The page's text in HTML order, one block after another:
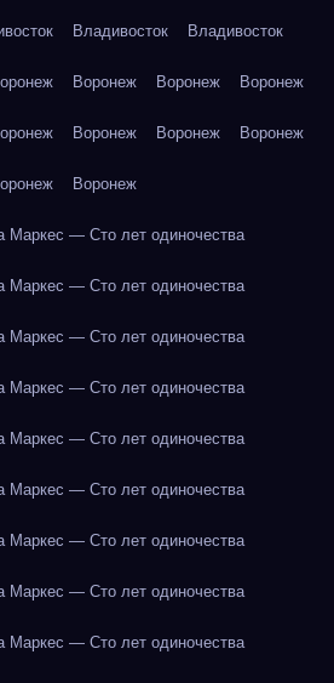
Владивосток Владивосток
Воронеж Воронеж Воронеж
Воронеж Воронеж Воронеж
Воронеж
Маркес — Сто лет одиночества
Маркес — Сто лет одиночества
Маркес — Сто лет одиночества
Маркес — Сто лет одиночества
Маркес — Сто лет одиночества
Маркес — Сто лет одиночества
Маркес — Сто лет одиночества
Маркес — Сто лет одиночества
Маркес — Сто лет одиночества